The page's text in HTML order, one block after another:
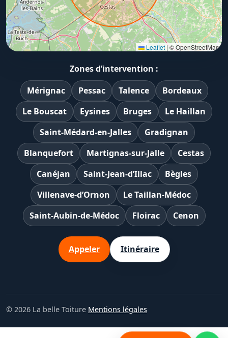
Leaflet |© OpenStreetMap
Zones d’intervention :
Mérignac
Pessac Talence
Bordeaux
Le Bouscat
Eysines Bruges
Le Haillan
Saint-Médard-en-Jalles
Gradignan
Blanquefort
Martignas-sur-Jalle
Cestas
Canéjan
Saint-Jean-d’Illac
Bègles
Villenave-d’Ornon
Le Taillan-Médoc
Saint-Aubin-de-Médoc
Floirac Cenon
Appeler Itinéraire
© 2026 La belle Toiture Mentions légales